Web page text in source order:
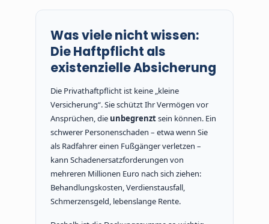
Was viele nicht wissen:
Die Haftpflicht als
existenzielle Absicherung
Die Privathaftpflicht ist keine „kleine
Versicherung“. Sie schützt Ihr Vermögen vor
Ansprüchen, die unbegrenztsein können. Ein
schwerer Personenschaden – etwa wenn Sie
als Radfahrer einen Fußgänger verletzen –
kann Schadenersatzforderungen von
mehreren Millionen Euro nach sich ziehen:
Behandlungskosten, Verdienstausfall,
Schmerzensgeld, lebenslange Rente.